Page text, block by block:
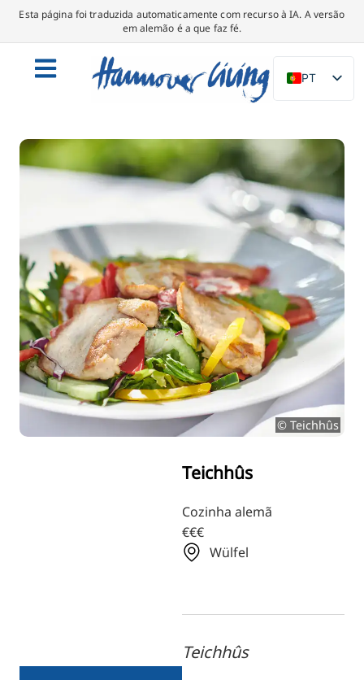
Esta página foi traduzida automaticamente com recurso à IA. A versão
em alemão é a que faz fé.
PT
DE
ES
IT
SV
FR
TR
ZH
© Teichhûs
Teichhûs
Cozinha alemã
€€€
Wülfel
Teichhûs